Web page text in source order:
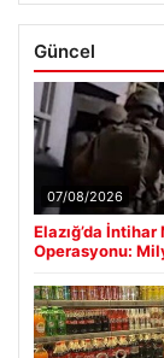
Güncel
07/08/2026
Elazığ’da
Operasyonu: